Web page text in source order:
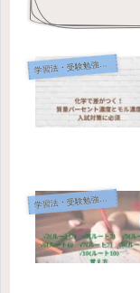
学習法・受験勉強テクニック
学習法・受験勉強テクニック